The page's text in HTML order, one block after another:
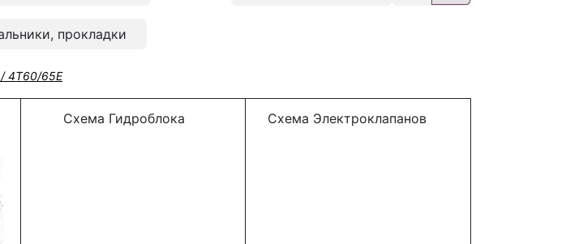
прокладки
/ 4T60/65E
Схема Гидроблока Схема Электроклапанов